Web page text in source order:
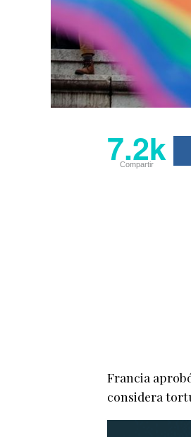
7.2k
Compartir
Francia
considera